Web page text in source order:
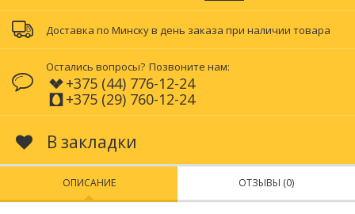
Доставка по Минску в день заказа при наличии товара
Остались вопросы? Позвоните нам:
+375 (44) 776-12-24
+375 (29) 760-12-24
В закладки
ОПИСАНИЕ ОТЗЫВЫ (0)